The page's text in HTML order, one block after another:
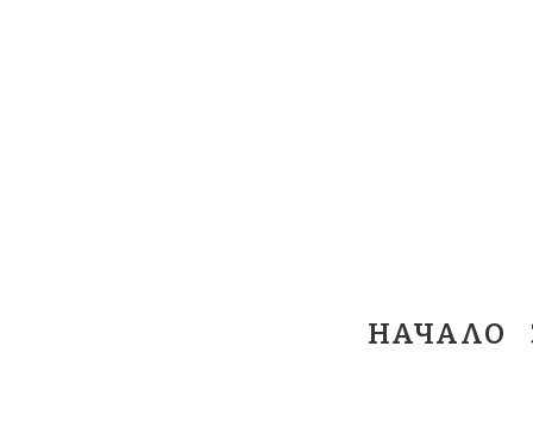
НАЧАЛО